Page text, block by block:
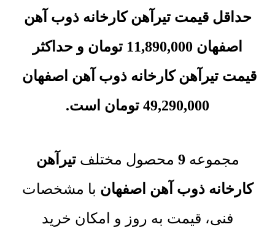
حداقل قیمت تیرآهن کارخانه ذوب آهن
اصفهان 11,890,000 تومان و حداکثر
قیمت تیرآهن کارخانه ذوب آهن اصفهان
49,290,000 تومان است.
مجموعه‌9 محصول مختلفتیرآهن
کارخانه ذوب آهن اصفهان با مشخصات
فنی، قیمت به روز و امکان خرید